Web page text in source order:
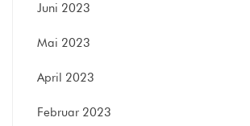
Juni 2023
Mai 2023
April 2023
Februar 2023